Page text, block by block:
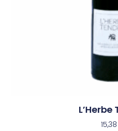
L’Herbe
15,38